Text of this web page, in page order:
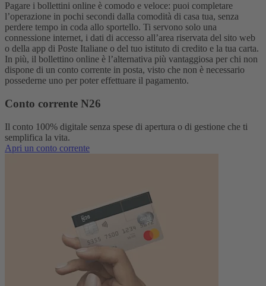
Pagare i bollettini online è comodo e veloce: puoi completare
l’operazione in pochi secondi dalla comodità di casa tua, senza
perdere tempo in coda allo sportello. Ti servono solo una
connessione internet, i dati di accesso all’area riservata del sito web
o della app di Poste Italiane o del tuo istituto di credito e la tua carta.
In più, il bollettino online è l’alternativa più vantaggiosa per chi non
dispone di un conto corrente in posta, visto che non è necessario
possederne uno per poter effettuare il pagamento.
Conto corrente N26
Il conto 100% digitale senza spese di apertura o di gestione che ti
semplifica la vita.
Apri un conto corrente